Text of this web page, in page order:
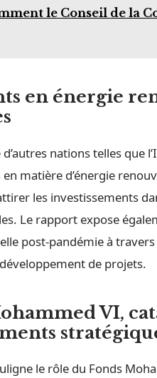
le Conseil de la
en énergie
nations telles que
matière d’énergie
les investissements
Le rapport expose
post-pandémie à
de projets.
VI,
le rôle du Fonds